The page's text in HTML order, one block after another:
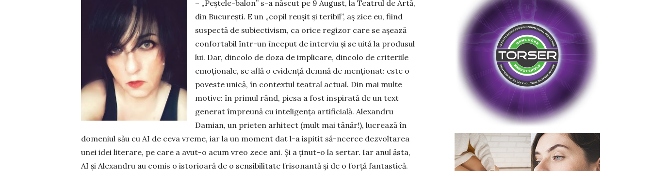
– „Peștele-balon” s-a născut pe 9 August, la Teatrul de Artă,
din București. E un „copil reușit și teribil”, aș zice eu, fiind
suspectă de subiectivism, ca orice regizor care se așează
confortabil într-un început de interviu și se uită la produsul
lui. Dar, dincolo de doza de implicare, dincolo de criteriile
emoționale, se află o evidență demnă de menționat: este o
poveste unică, în contextul teatral actual. Din mai multe
motive: în primul rând, piesa a fost inspirată de un text
generat împreună cu inteligența artificială. Alexandru
Damian, un prieten arhitect (mult mai tânăr!), lucrează în
domeniul său cu AI de ceva vreme, iar la un moment dat l-a ispitit să-ncerce dezvoltarea
unei idei literare, pe care a avut-o acum vreo zece ani. Și a ținut-o la sertar. Iar anul ăsta,
AI și Alexandru au comis o istorioară de o sensibilitate frisonantă și de o forță fantastică.